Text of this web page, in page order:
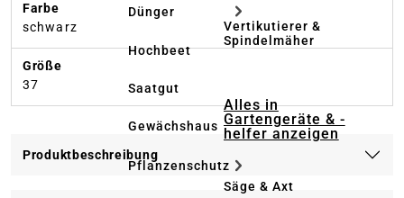
Dünger
Hochbeet
Saatgut
Gewächshaus
Pflanzenschutz
Vertikutierer &
Spindelmäher
Alles in
Gartengeräte & -
helfer anzeigen
Säge & Axt
Farbe
schwarz
Größe
37
Produktbeschreibung